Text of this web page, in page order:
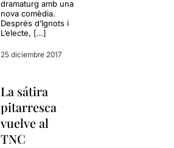
dramaturg amb una
nova comèdia.
Després d’Ignots i
L’electe, […]
25 diciembre 2017
La sátira
pitarresca
vuelve al
TNC